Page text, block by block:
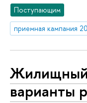
Поступающим
приемная кампания
Жилищный
варианты